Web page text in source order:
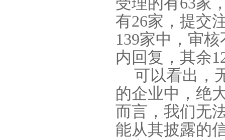
有26家，提交
139家中，审
内回复，其余
可以看出，
的企业中，绝
而言，我们无
能从其披露的